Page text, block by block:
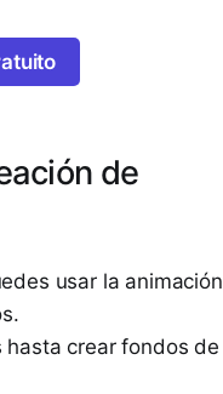
de
usar la animación
crear fondos de